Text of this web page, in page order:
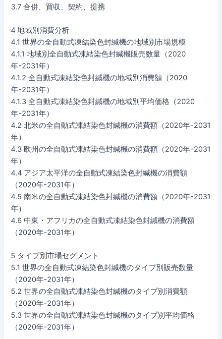
3.7 合併、買収、契約、提携
4 地域別消費分析
4.1 世界の全自動式凍結染色封緘機の地域別市場規模
4.1.1 地域別全自動式凍結染色封緘機販売数量（2020
年-2031年）
4.1.2 全自動式凍結染色封緘機の地域別消費額（2020
年-2031年）
4.1.3 全自動式凍結染色封緘機の地域別平均価格（2020
年-2031年）
4.2 北米の全自動式凍結染色封緘機の消費額（2020年-2031
年）
4.3 欧州の全自動式凍結染色封緘機の消費額（2020年-2031
年）
4.4 アジア太平洋の全自動式凍結染色封緘機の消費額
（2020年-2031年）
4.5 南米の全自動式凍結染色封緘機の消費額（2020年-2031
年）
4.6 中東・アフリカの全自動式凍結染色封緘機の消費額
（2020年-2031年）
5 タイプ別市場セグメント
5.1 世界の全自動式凍結染色封緘機のタイプ別販売数量
（2020年-2031年）
5.2 世界の全自動式凍結染色封緘機のタイプ別消費額
（2020年-2031年）
5.3 世界の全自動式凍結染色封緘機のタイプ別平均価格
（2020年-2031年）